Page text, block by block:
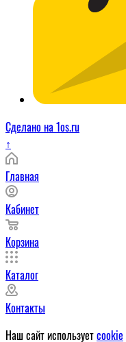
Сделано на 1os.ru
↑
Главная
Кабинет
Корзина
Каталог
Контакты
Наш сайт используетcookie